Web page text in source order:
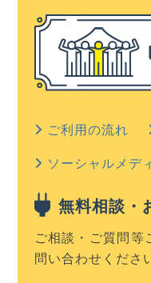
ご利用の流れ
ソーシャルメデ
無料相談・
ご相談・ご質問等
問い合わせくださ